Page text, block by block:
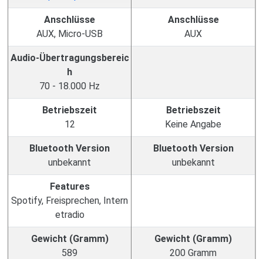
Anschlüsse
AUX, Micro-USB
Anschlüsse
AUX
Audio-Übertragungsbereic
h
70 - 18.000 Hz
Betriebszeit
12
Betriebszeit
Keine Angabe
Bluetooth Version
unbekannt
Bluetooth Version
unbekannt
Features
Spotify, Freisprechen, Intern
etradio
Gewicht (Gramm)
589
Gewicht (Gramm)
200 Gramm